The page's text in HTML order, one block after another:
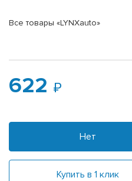
Все товары «LYNXauto»
622
Нет
Купить в 1 клик